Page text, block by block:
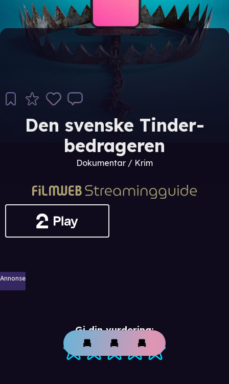
Den svenske Tinder-
bedrageren
Dokumentar / Krim
Annonse
Gi din vurdering: